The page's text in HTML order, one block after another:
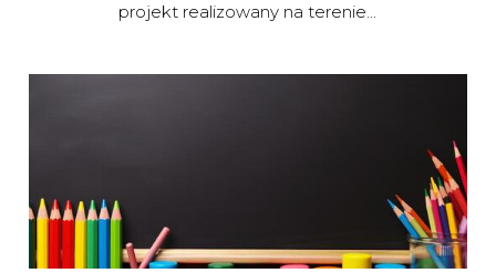
projekt realizowany na terenie...